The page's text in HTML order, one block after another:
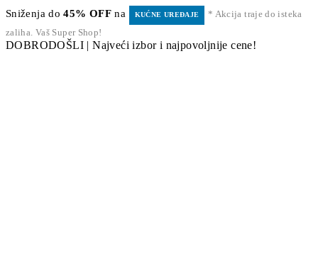
Sniženja do45% OFF na KUĆNE UREĐAJE
* Akcija traje do isteka
zaliha. Vaš Super Shop!
DOBRODOŠLI | Najveći izbor i najpovoljnije cene!